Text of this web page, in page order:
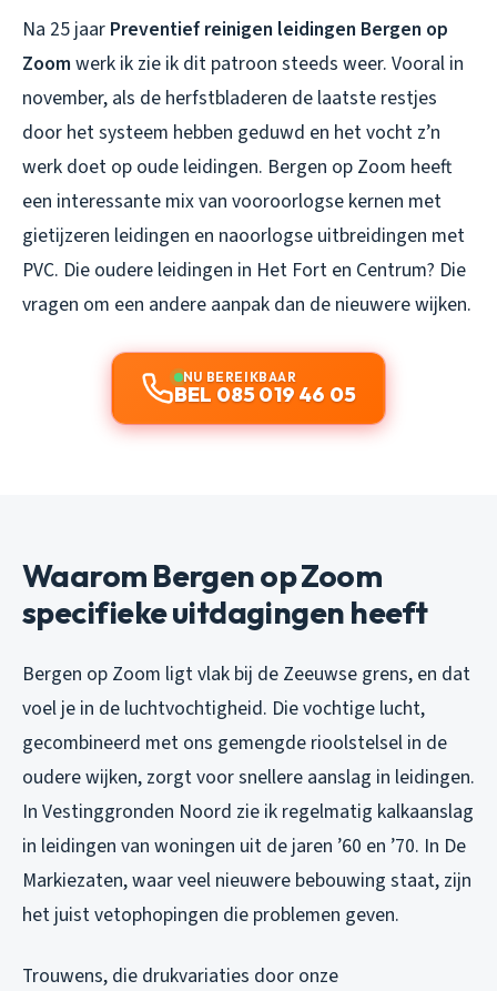
Na 25 jaar Preventief reinigen leidingen Bergen op
Zoom werk ik zie ik dit patroon steeds weer. Vooral in
november, als de herfstbladeren de laatste restjes
door het systeem hebben geduwd en het vocht z’n
werk doet op oude leidingen. Bergen op Zoom heeft
een interessante mix van vooroorlogse kernen met
gietijzeren leidingen en naoorlogse uitbreidingen met
PVC. Die oudere leidingen in Het Fort en Centrum? Die
vragen om een andere aanpak dan de nieuwere wijken.
NU BEREIKBAAR
BEL 085 019 46 05
Waarom Bergen op Zoom
specifieke uitdagingen heeft
Bergen op Zoom ligt vlak bij de Zeeuwse grens, en dat
voel je in de luchtvochtigheid. Die vochtige lucht,
gecombineerd met ons gemengde rioolstelsel in de
oudere wijken, zorgt voor snellere aanslag in leidingen.
In Vestinggronden Noord zie ik regelmatig kalkaanslag
in leidingen van woningen uit de jaren ’60 en ’70. In De
Markiezaten, waar veel nieuwere bebouwing staat, zijn
het juist vetophopingen die problemen geven.
Trouwens, die drukvariaties door onze